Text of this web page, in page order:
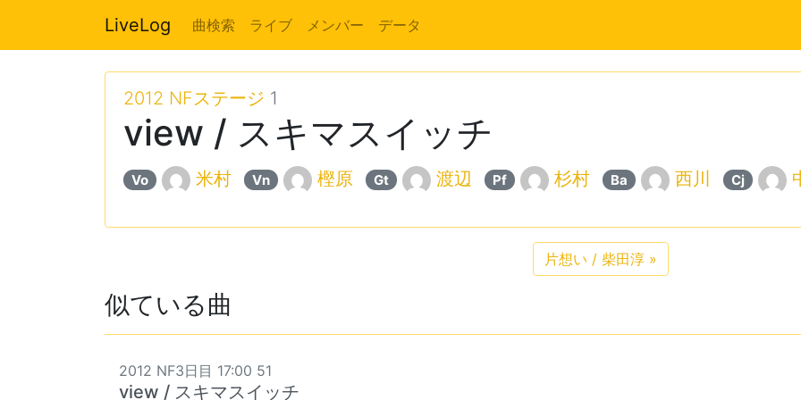
LiveLog 曲検索 ライブ メンバー データ
2012 NFステージ 1
view / スキマスイッチ
Vo 米村 Vn 樫原 Gt 渡辺 Pf 杉村 Ba 西川 Cj
片想い / 柴田淳 »
似ている曲
2012 NF3日目 17:00 51
view / スキマスイッチ